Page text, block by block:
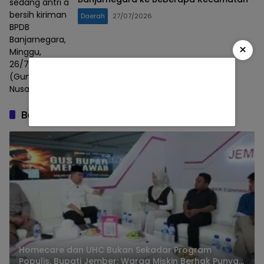
sedang antri air
bersih kiriman
BPDB
Banjarnegara,
Minggu,
26/7/2026. Foto :
(Gunawan/Lensa
Nusantara).
Daerah 27/07/2026
Berita Terbaru
Homecare dan UHC Bukan Sekadar Program
Populis, Bupati Jember: Warga Miskin Berhak Punya
×